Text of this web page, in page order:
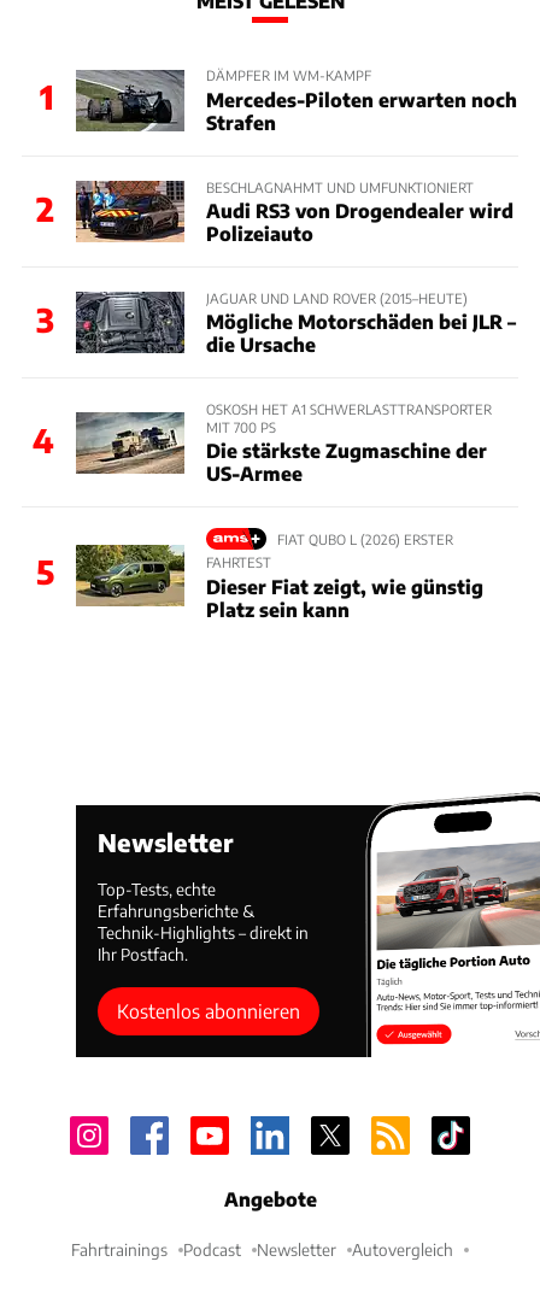
1
DÄMPFER IM WM-KAMPF
Mercedes-Piloten erwarten noch
Strafen
2
BESCHLAGNAHMT UND UMFUNKTIONIERT
Audi RS3 von Drogendealer wird
Polizeiauto
3
JAGUAR UND LAND ROVER (2015–HEUTE)
Mögliche Motorschäden bei JLR –
die Ursache
4
OSKOSH HET A1 SCHWERLASTTRANSPORTER
MIT 700 PS
Die stärkste Zugmaschine der
US-Armee
5
FIAT QUBO L (2026) ERSTER
FAHRTEST
Dieser Fiat zeigt, wie günstig
Platz sein kann
Newsletter
Top-Tests, echte
Erfahrungsberichte &
Technik-Highlights – direkt in
Ihr Postfach.
Kostenlos abonnieren
Angebote
Fahrtrainings Podcast Newsletter Autovergleich